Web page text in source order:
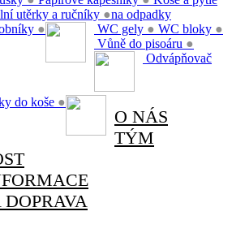
utěrky a ručníky ●
● WC gely ● WC bloky ●
Vůně do pisoáru ●
na odpadky
do koše ●
Odvápňovač
O NÁS
TÝM